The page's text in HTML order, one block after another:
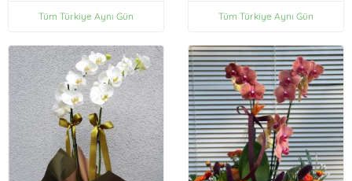
Tüm Türkiye Aynı Gün Tüm Türkiye Aynı Gün